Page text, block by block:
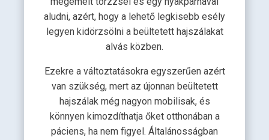
aludni, azért, hogy a lehető legkisebb esély
legyen kidörzsölni a beültetett hajszálakat
alvás közben.
Ezekre a változtatásokra egyszerűen azért
van szükség, mert az újonnan beültetett
hajszálak még nagyon mobilisak, és
könnyen kimozdíthatja őket otthonában a
páciens, ha nem figyel. Általánosságban